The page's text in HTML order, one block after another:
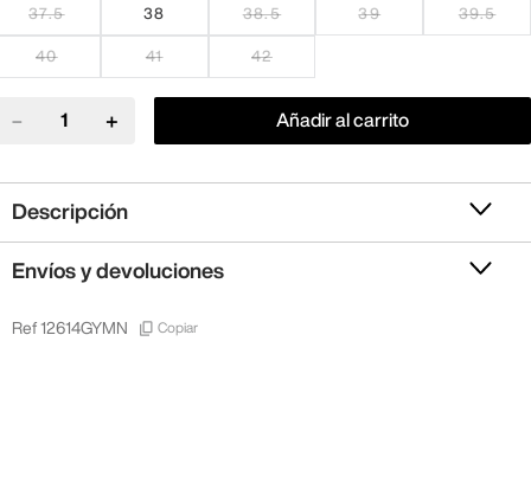
37.5 38 38.5 39 39.5
40 41 42
＋
－ Añadir al carrito
Descripción
Envíos y devoluciones
Ref 12614GYMN Copiar